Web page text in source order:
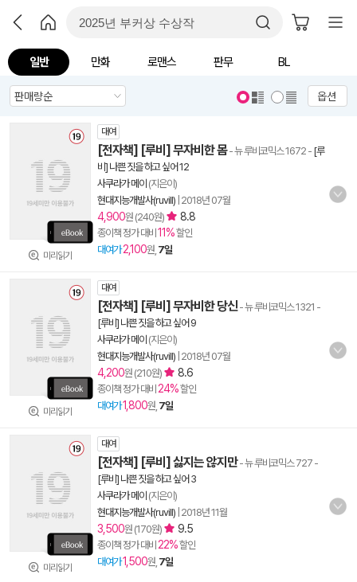
일반 만화 로맨스 판무 BL
옵션
미리읽기
대여
[전자책] [루비] 무자비한 몸- 뉴 루비코믹스 1672 - [루
비] 나쁜 짓을 하고 싶어 12
사쿠라가 메이 (지은이)
현대지능개발사(ruvill) 2018년 07월
4,900원 (240원) 8.8
종이책 정가 대비 11%할인
대여가 2,100원, 7일
미리읽기
대여
[전자책] [루비] 무자비한 당신- 뉴 루비코믹스 1321 -
[루비] 나쁜 짓을 하고 싶어 9
사쿠라가 메이 (지은이)
현대지능개발사(ruvill) 2018년 07월
4,200원 (210원) 8.6
종이책 정가 대비 24%할인
대여가1,800원, 7일
미리읽기
대여
[전자책] [루비] 싫지는 않지만- 뉴 루비코믹스 727 -
[루비] 나쁜 짓을 하고 싶어 3
사쿠라가 메이 (지은이)
현대지능개발사(ruvill) 2018년 11월
3,500원 (170원) 9.5
종이책 정가 대비 22%할인
대여가1,500원, 7일